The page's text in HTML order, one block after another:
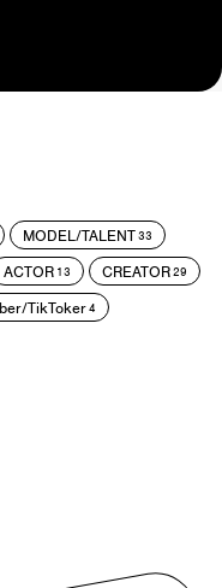
MODEL/TALENT33
ACTOR 13 CREATOR29
TikToker4